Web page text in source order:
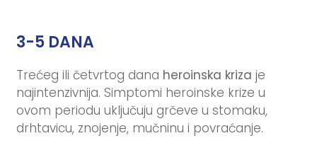
3-5 DANA
Trećeg ili četvrtog dana heroinska kriza je
najintenzivnija. Simptomi heroinske krize u
ovom periodu uključuju grčeve u stomaku,
drhtavicu, znojenje, mučninu i povraćanje.